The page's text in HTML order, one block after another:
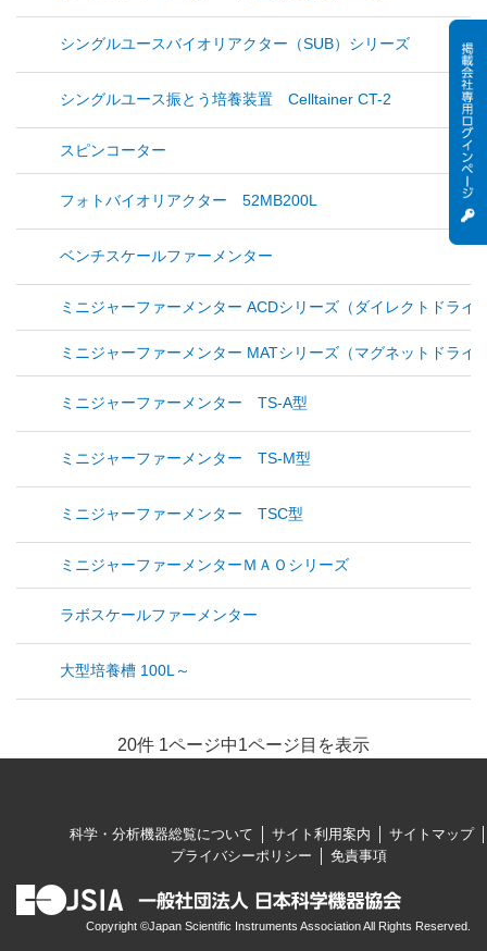
シングルユースバイオリアクター（SUB）シリーズ
シングルユース振とう培養装置 Celltainer CT-2
スピンコーター
フォトバイオリアクター 52MB200L
ベンチスケールファーメンター
ミニジャーファーメンター ACDシリーズ（ダイレクトドライ
ミニジャーファーメンター MATシリーズ（マグネットドライ
ミニジャーファーメンター TS-A型
ミニジャーファーメンター TS-M型
ミニジャーファーメンター TSC型
ミニジャーファーメンターＭＡＯシリーズ
ラボスケールファーメンター
大型培養槽 100L～
20件 1ページ中1ページ目を表示
科学・分析機器総覧について サイト利用案内
サイトマップ
プライバシーポリシー
免責事項
Copyright ©Japan Scientific Instruments Association All Rights Reserved.